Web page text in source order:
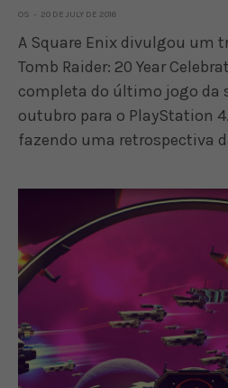
OS 20 DE JULY DE 2016
A Square Enix divulgou um
Tomb Raider: 20 Year
completa do último jogo da
outubro para o PlayStation
fazendo uma retrospectiva